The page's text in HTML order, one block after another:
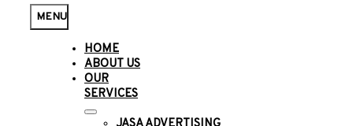
MENU
HOME
ABOUT US
OUR
SERVICES